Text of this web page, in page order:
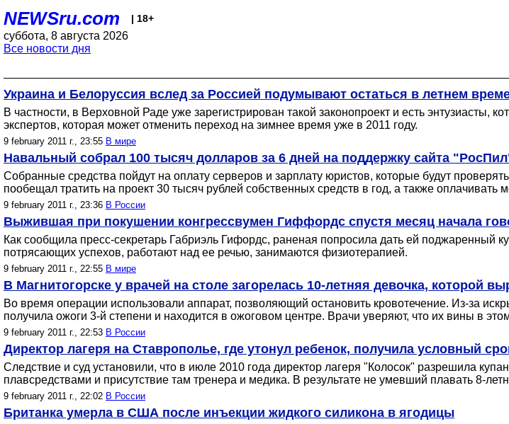
NEWSru.com | 18+
суббота, 8 августа 2026
Все новости дня
Украина и Белоруссия вслед за Россией подумывают остаться в летнем
В частности, в Верховной Раде уже зарегистрирован такой законопроект и есть
экспертов, которая может отменить переход на зимнее время уже в 2011 году.
9 february 2011 г., 23:55 В мире
Навальный собрал 100 тысяч долларов за 6 дней на поддержку сайта
Собранные средства пойдут на оплату серверов и зарплату юристов, которые будут
пообещал тратить на проект 30 тысяч рублей собственных средств в год, а также оплачивать
9 february 2011 г., 23:36 В России
Выжившая при покушении конгрессвумен Гиффордс спустя месяц начала
Как сообщила пресс-секретарь Габриэль Гифордс, раненая попросила дать ей поджаренный
потрясающих успехов, работают над ее речью, занимаются физиотерапией.
9 february 2011 г., 22:55 В мире
В Магнитогорске у врачей на столе загорелась 10-летняя девочка, которой
Во время операции использовали аппарат, позволяющий остановить кровотечение. Из-за
получила ожоги 3-й степени и находится в ожоговом центре. Врачи уверяют, что их вины в
9 february 2011 г., 22:53 В России
Директор лагеря на Ставрополье, где утонул ребенок, получила условный
Следствие и суд установили, что в июле 2010 года директор лагеря "Колосок" разрешила
плавсредствами и присутствие там тренера и медика. В результате не умевший плавать 8-
9 february 2011 г., 22:02 В России
Британка умерла в США после инъекции жидкого силикона в ягодицы